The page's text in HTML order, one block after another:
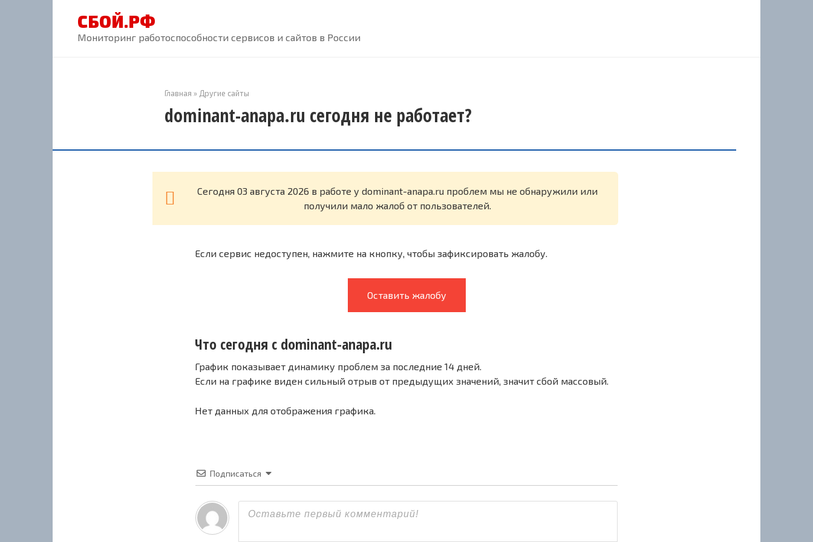
СБОЙ.РФ
Мониторинг работоспособности сервисов и сайтов в России
Главная » Другие сайты
dominant-anapa.ru сегодня не работает?
Cегодня 03 августа 2026 в работе у dominant-anapa.ru проблем мы не обнаружили или
получили мало жалоб от пользователей.
Если сервис недоступен, нажмите на кнопку, чтобы зафиксировать жалобу.
Оставить жалобу
Что сегодня с dominant-anapa.ru
График показывает динамику проблем за последние 14 дней.
Если на графике виден сильный отрыв от предыдущих значений, значит сбой массовый.
Нет данных для отображения графика.
Подписаться